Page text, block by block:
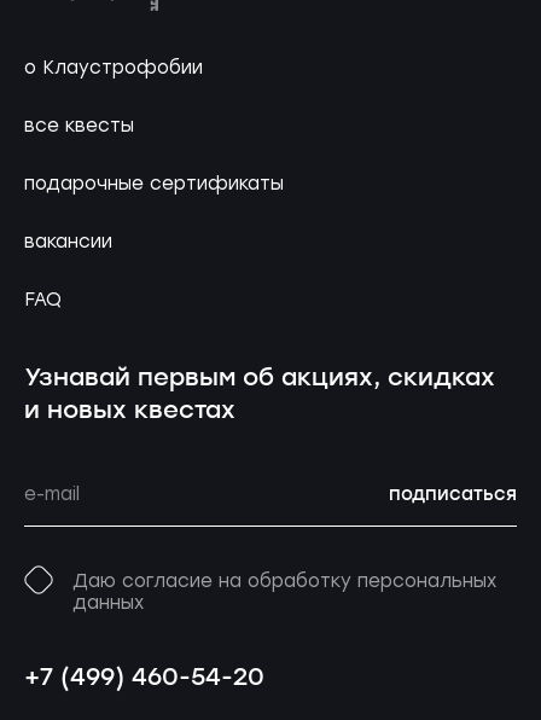
о Клаустрофобии
все квесты
подарочные сертификаты
вакансии
FAQ
Узнавай первым об акциях, скидках
и новых квестах
подписаться
Даю согласие на обработку персональных
данных
+7 (499) 460-54-20